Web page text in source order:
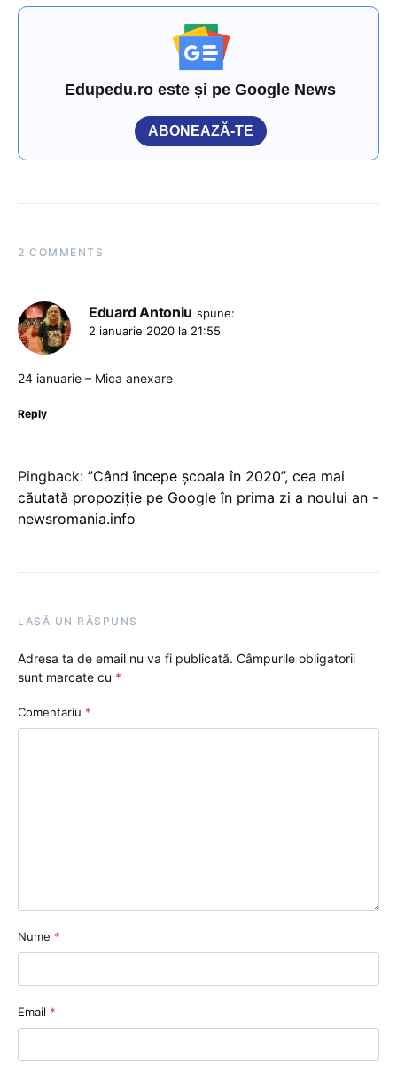
Edupedu.ro este și pe Google News
ABONEAZĂ-TE
2 COMMENTS
Eduard Antoniu spune:
2 ianuarie 2020 la 21:55
24 ianuarie – Mica anexare
Reply
Pingback: ”Când începe şcoala în 2020”, cea mai
căutată propoziție pe Google în prima zi a noului an -
newsromania.info
LASĂ UN RĂSPUNS
Adresa ta de email nu va fi publicată. Câmpurile obligatorii
sunt marcate cu *
Comentariu *
Nume *
Email *